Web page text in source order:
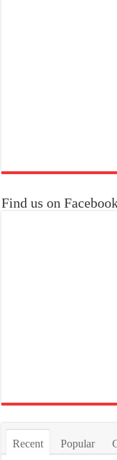
Find us on
Recent Popular